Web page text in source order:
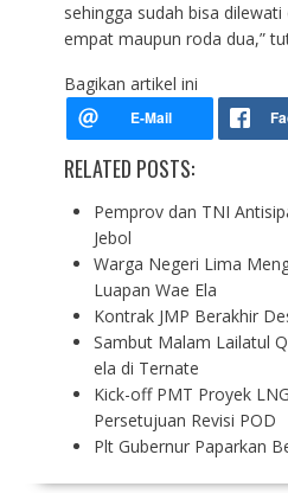
sehingga sudah bisa
empat maupun roda dua,”
Bagikan artikel ini
RELATED POSTS:
Pemprov dan TNI
Jebol
Warga Negeri Lima
Luapan Wae Ela
Kontrak JMP Berakhir
Sambut Malam Lailatul
ela di Ternate
Kick-off PMT Proyek
Persetujuan Revisi POD
Plt Gubernur Paparkan